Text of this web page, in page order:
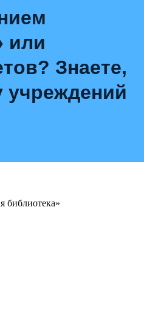
или
Знаете,
учреждений
библиотека»